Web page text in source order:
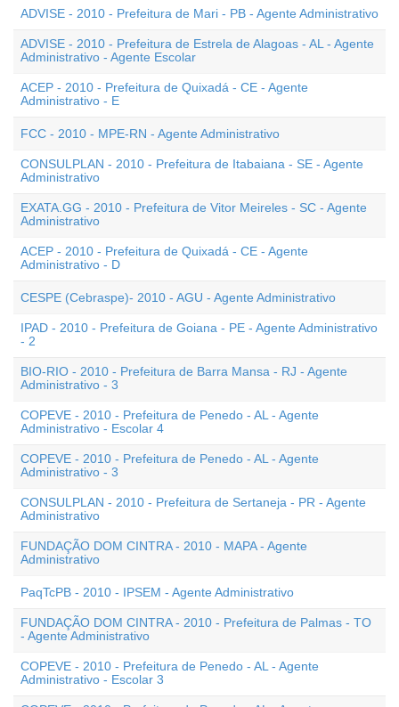
ADVISE - 2010 - Prefeitura de Mari - PB - Agente Administrativo
ADVISE - 2010 - Prefeitura de Estrela de Alagoas - AL - Agente
Administrativo - Agente Escolar
ACEP - 2010 - Prefeitura de Quixadá - CE - Agente
Administrativo - E
FCC - 2010 - MPE-RN - Agente Administrativo
CONSULPLAN - 2010 - Prefeitura de Itabaiana - SE - Agente
Administrativo
EXATA.GG - 2010 - Prefeitura de Vitor Meireles - SC - Agente
Administrativo
ACEP - 2010 - Prefeitura de Quixadá - CE - Agente
Administrativo - D
CESPE (Cebraspe)- 2010 - AGU - Agente Administrativo
IPAD - 2010 - Prefeitura de Goiana - PE - Agente Administrativo
- 2
BIO-RIO - 2010 - Prefeitura de Barra Mansa - RJ - Agente
Administrativo - 3
COPEVE - 2010 - Prefeitura de Penedo - AL - Agente
Administrativo - Escolar 4
COPEVE - 2010 - Prefeitura de Penedo - AL - Agente
Administrativo - 3
CONSULPLAN - 2010 - Prefeitura de Sertaneja - PR - Agente
Administrativo
FUNDAÇÃO DOM CINTRA - 2010 - MAPA - Agente
Administrativo
PaqTcPB - 2010 - IPSEM - Agente Administrativo
FUNDAÇÃO DOM CINTRA - 2010 - Prefeitura de Palmas - TO
- Agente Administrativo
COPEVE - 2010 - Prefeitura de Penedo - AL - Agente
Administrativo - Escolar 3